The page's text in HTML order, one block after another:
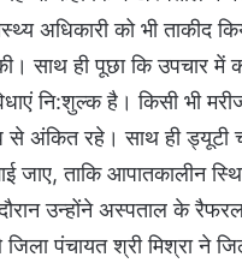
अधिकारी को भी ताकीद
साथ ही पूछा कि उपचार
नि:शुल्क है। किसी भी
अंकित रहे। साथ ही ड्यूटी
जाए, ताकि आपातकालीन
उन्होंने अस्पताल के
पंचायत श्री मिश्रा ने